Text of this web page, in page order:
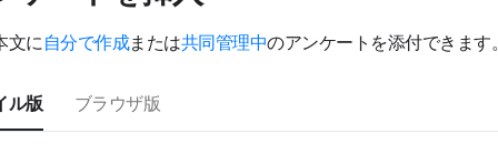
文に自分で作成または共同管理中のアンケートを添付できます。
ル版 ブラウザ版